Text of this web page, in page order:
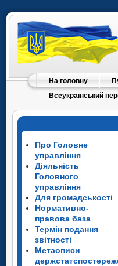
На головну
Всеукраїнський
Про Головне
управління
Діяльність
Головного
управління
Для громадськості
Нормативно-
правова база
Термін подання
звітності
Метаописи